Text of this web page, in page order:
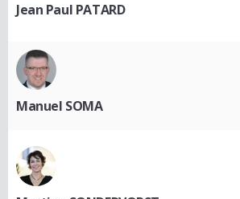
Jean Paul PATARD
Manuel SOMA